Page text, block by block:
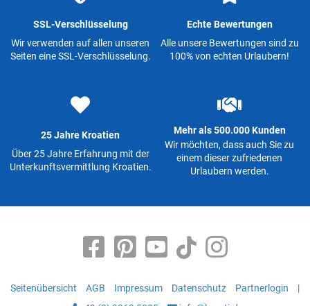
SSL-Verschlüsselung
Wir verwenden auf allen unseren
Seiten eine SSL-Verschlüsselung.
Echte Bewertungen
Alle unsere Bewertungen sind zu
100% von echten Urlaubern!
25 Jahre Kroatien
Über 25 Jahre Erfahrung mit der
Unterkunftsvermittlung Kroatien.
Mehr als 500.000 Kunden
Wir möchten, dass auch Sie zu
einem dieser zufriedenen
Urlaubern werden.
Seitenübersicht AGB Impressum Datenschutz Partnerlogin
|